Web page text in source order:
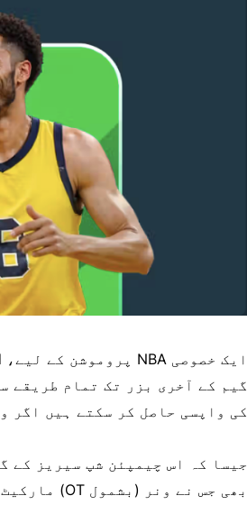
گیم کے آخری بزر تک تمام طریقے
کی واپسی حاصل کر سکتے ہیں اگر وہ ٹیم کو 1 یا 2 پوائنٹس سے